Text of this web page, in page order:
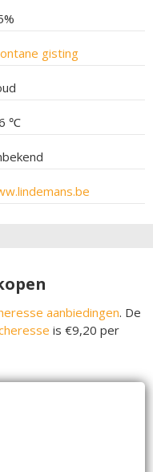
gisting
℃
aanbiedingen. De
is €9,20 per